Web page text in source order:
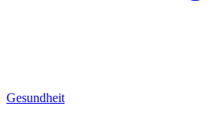
Gesundheit